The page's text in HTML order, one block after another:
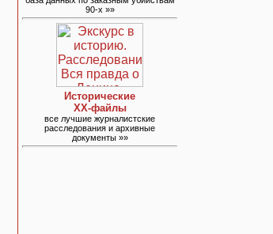
90-х »»
Исторические
ХХ-файлы
все лучшие журналистские
расследования и архивные
документы »»